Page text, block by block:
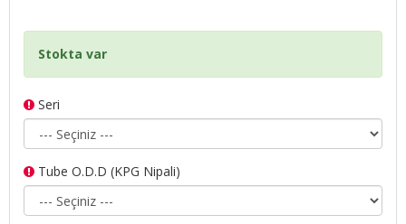
Stokta var
Seri
Tube O.D.D (KPG Nipali)